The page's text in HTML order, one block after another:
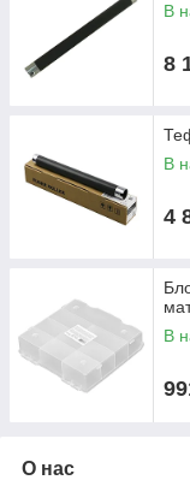
В
8
В
4
В
О нас